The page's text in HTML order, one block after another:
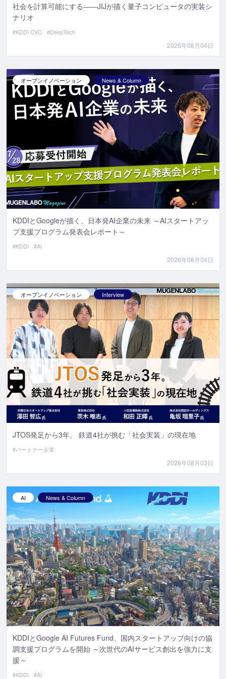
社会を計算可能にする――JIJが描く量子コンピュータの実装シ
ナリオ
#KDDI CVC #DeepTech
2026年08月04日
オープンイノベーション News & Column
KDDIとGoogleが描く、日本発AI企業の未来 ～AIスタートアッ
プ支援プログラム発表会レポート～
#KDDI #AI
2026年08月04日
オープンイノベーション Interview
JTOS発足から3年。 鉄道4社が挑む「社会実装」の現在地
#パートナー企業
2026年08月03日
AI News & Column
KDDIとGoogle AI Futures Fund、国内スタートアップ向けの協
調支援プログラムを開始 ～次世代のAIサービス創出を強力に支
援～
#KDDI #AI